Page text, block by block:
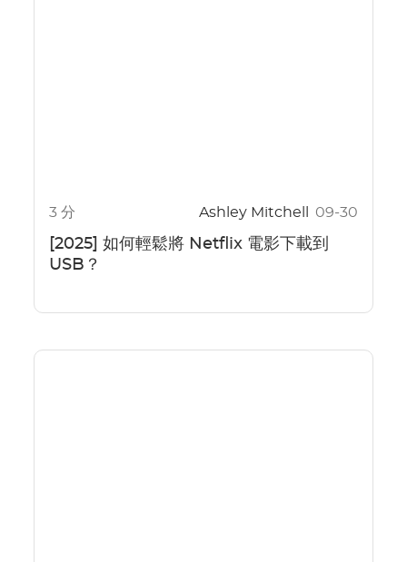
3 分 Ashley Mitchell 09-30
[2025] 如何輕鬆將 Netflix 電影下載到
USB？